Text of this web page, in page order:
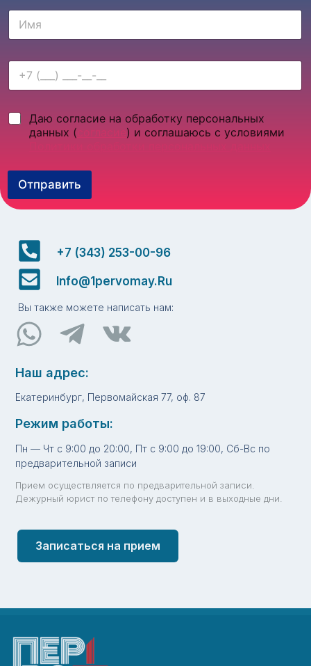
И
я
Т
к
т
я
т
р
*Ч
о
с
ы
Даю согласие на обработку персональных
данных (согласие) и соглашаюсь с условиями
Отправить
+7 (343) 253-00-96
Info@1pervomay.ru
Вы также можете написать нам:
Наш адрес:
Екатеринбург, Первомайская 77, оф. 87
Режим работы:
Пн — Чт с 9:00 до 20:00, Пт с 9:00 до 19:00, Сб-Вс по
предварительной записи
Прием осуществляется по предварительной записи.
Дежурный юрист по телефону доступен и в выходные дни.
Записаться на прием